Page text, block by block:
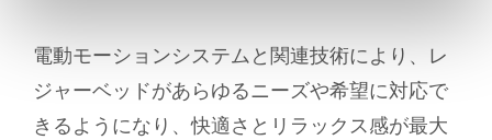
電動モーションシステムと関連技術により、レ
ジャーベッドがあらゆるニーズや希望に対応で
きるようになり、快適さとリラックス感が最大